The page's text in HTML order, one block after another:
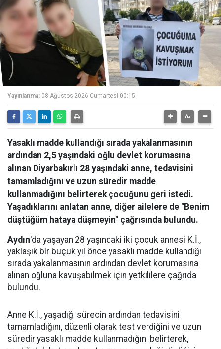
Yayınlanma: 08 Ağustos 2026 Cumartesi 00:15
Yasaklı madde kullandığı sırada yakalanmasının
ardından 2,5 yaşındaki oğlu devlet korumasına
alınan Diyarbakırlı 28 yaşındaki anne, tedavisini
tamamladığını ve uzun süredir madde
kullanmadığını belirterek çocuğunu geri istedi.
Yaşadıklarını anlatan anne, diğer ailelere de "Benim
düştüğüm hataya düşmeyin" çağrısında bulundu.
Aydın'da yaşayan 28 yaşındaki iki çocuk annesi K.İ.,
yaklaşık bir buçuk yıl önce yasaklı madde kullandığı
sırada yakalanmasının ardından devlet korumasına
alınan oğluna kavuşabilmek için yetkililere çağrıda
bulundu.
Anne K.İ., yaşadığı sürecin ardından tedavisini
tamamladığını, düzenli olarak test verdiğini ve uzun
süredir yasaklı madde kullanmadığını belirterek,